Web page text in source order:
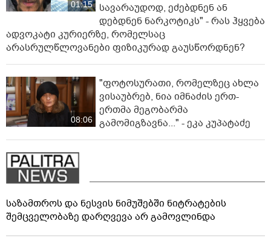
01:15
სავარაუდოდ, ეძებდნენ ან
დებდნენ ნარკოტიკს" - რას ჰყვება
ადვოკატი კურიერზე, რომელსაც
არასრულწლოვანები ფიზიკურად გაუსწორდნენ?
08:06
"ფოტოსურათი, რომელზეც ახლა
ვისაუბრებ, ნია იმნაძის ერთ-
ერთმა მეგობარმა
გამომიგზავნა..." - ეკა კუპატაძე
საზამთროს და ნესვის ნიმუშებში ნიტრატების
შემცველობაზე დარღვევა არ გამოვლინდა